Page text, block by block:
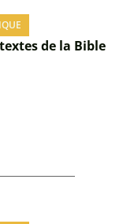
de la Bible